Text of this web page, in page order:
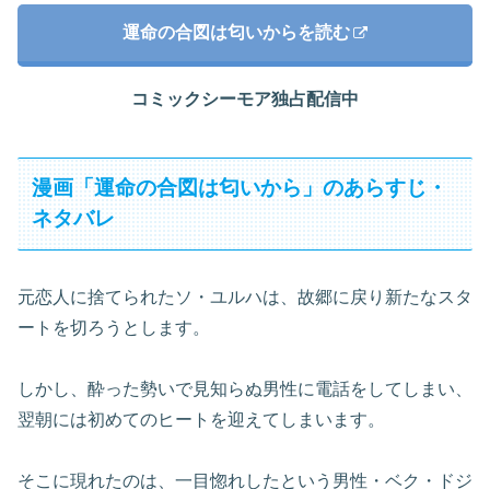
運命の合図は匂いからを読む
コミックシーモア独占配信中
漫画「運命の合図は匂いから」のあらすじ・
ネタバレ
元恋人に捨てられたソ・ユルハは、故郷に戻り新たなスタ
ートを切ろうとします。
しかし、酔った勢いで見知らぬ男性に電話をしてしまい、
翌朝には初めてのヒートを迎えてしまいます。
そこに現れたのは、一目惚れしたという男性・ベク・ドジ